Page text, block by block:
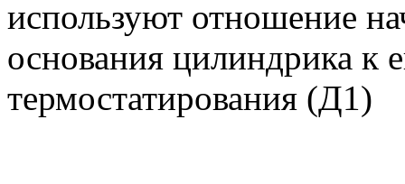
используют отношение
основания цилиндрика к
термостатирования (Д1)